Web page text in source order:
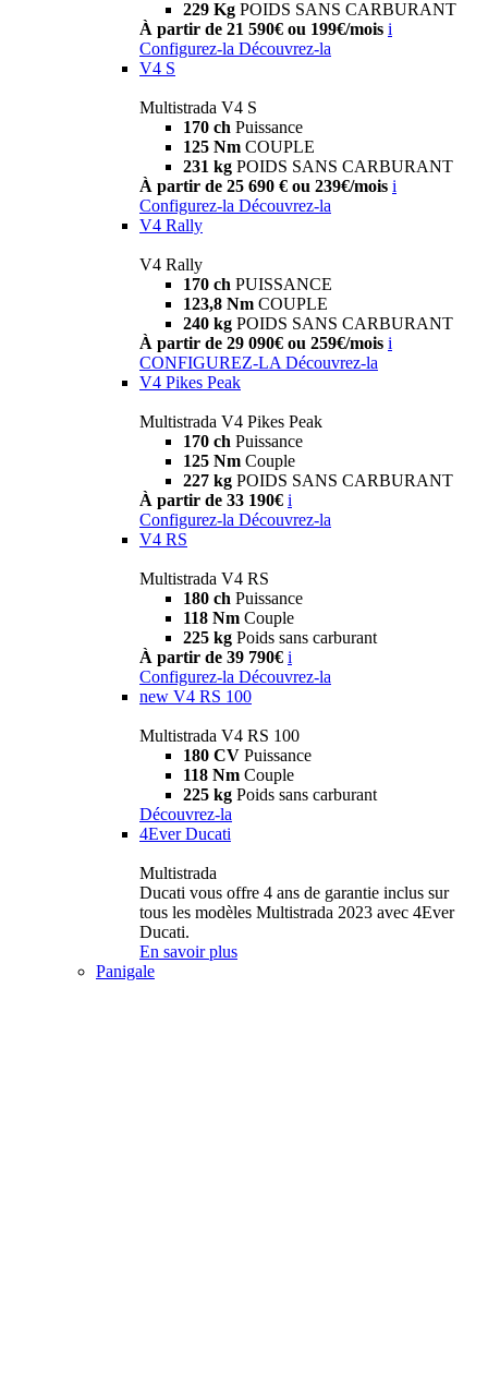
229 Kg POIDS SANS CARBURANT
À partir de 21 590€ ou 199€/mois i
Configurez-la Découvrez-la
V4 S
Multistrada V4 S
170 ch Puissance
125 Nm COUPLE
231 kg POIDS SANS CARBURANT
À partir de 25 690 € ou 239€/mois i
Configurez-la Découvrez-la
V4 Rally
V4 Rally
170 ch PUISSANCE
123,8 Nm COUPLE
240 kg POIDS SANS CARBURANT
À partir de 29 090€ ou 259€/mois i
CONFIGUREZ-LA Découvrez-la
V4 Pikes Peak
Multistrada V4 Pikes Peak
170 ch Puissance
125 Nm Couple
227 kg POIDS SANS CARBURANT
À partir de 33 190€ i
Configurez-la Découvrez-la
V4 RS
Multistrada V4 RS
180 ch Puissance
118 Nm Couple
225 kg Poids sans carburant
À partir de 39 790€ i
Configurez-la Découvrez-la
new V4 RS 100
Multistrada V4 RS 100
180 CV Puissance
118 Nm Couple
225 kg Poids sans carburant
Découvrez-la
4Ever Ducati
Multistrada
Ducati vous offre 4 ans de garantie inclus sur
tous les modèles Multistrada 2023 avec 4Ever
Ducati.
En savoir plus
Panigale